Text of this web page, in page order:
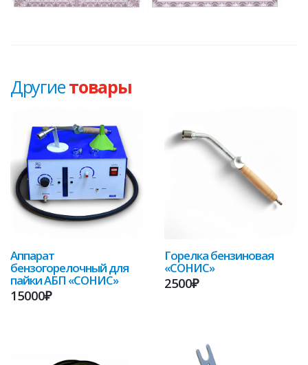
Другиетовары
Аппарат
бензогорелочный для
пайки АБП «СОНИС»
15000₽
Горелка бензиновая
«СОНИС»
2500₽